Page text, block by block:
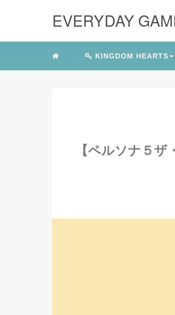
EVERYDAY
KINGDOM HEARTS
【ペルソナ５